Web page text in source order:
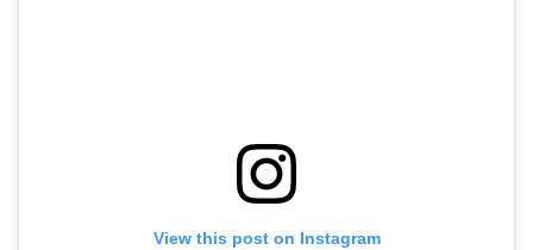
View this post on Instagram